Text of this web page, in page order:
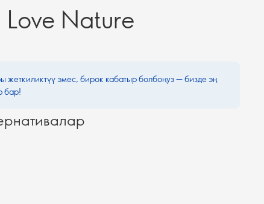
Nature
жеткиликтүү эмес, бирок кабатыр болбоңуз — бизде эң
бар!